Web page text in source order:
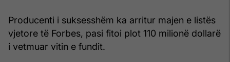
Producenti i suksesshëm ka arritur majen e listës
vjetore të Forbes, pasi fitoi plot 110 milionë dollarë
i vetmuar vitin e fundit.